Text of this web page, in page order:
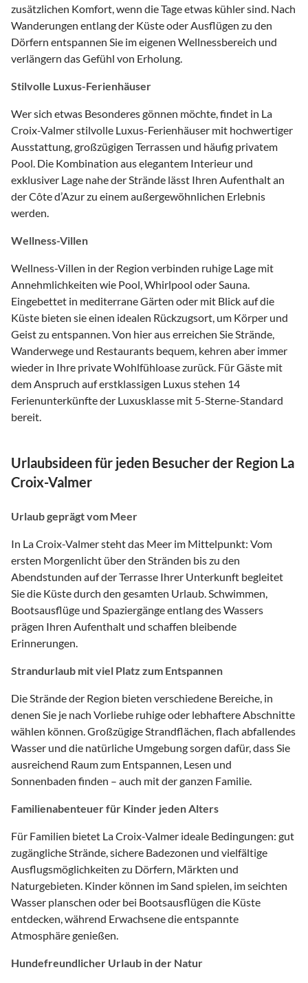
zusätzlichen Komfort, wenn die Tage etwas kühler sind. Nach
Wanderungen entlang der Küste oder Ausflügen zu den
Dörfern entspannen Sie im eigenen Wellnessbereich und
verlängern das Gefühl von Erholung.
Stilvolle Luxus-Ferienhäuser
Wer sich etwas Besonderes gönnen möchte, findet in La
Croix-Valmer stilvolle Luxus-Ferienhäuser mit hochwertiger
Ausstattung, großzügigen Terrassen und häufig privatem
Pool. Die Kombination aus elegantem Interieur und
exklusiver Lage nahe der Strände lässt Ihren Aufenthalt an
der Côte d’Azur zu einem außergewöhnlichen Erlebnis
werden.
Wellness-Villen
Wellness-Villen in der Region verbinden ruhige Lage mit
Annehmlichkeiten wie Pool, Whirlpool oder Sauna.
Eingebettet in mediterrane Gärten oder mit Blick auf die
Küste bieten sie einen idealen Rückzugsort, um Körper und
Geist zu entspannen. Von hier aus erreichen Sie Strände,
Wanderwege und Restaurants bequem, kehren aber immer
wieder in Ihre private Wohlfühloase zurück. Für Gäste mit
dem Anspruch auf erstklassigen Luxus stehen 14
Ferienunterkünfte der Luxusklasse mit 5-Sterne-Standard
bereit.
Urlaubsideen für jeden Besucher der Region La
Croix-Valmer
Urlaub geprägt vom Meer
In La Croix-Valmer steht das Meer im Mittelpunkt: Vom
ersten Morgenlicht über den Stränden bis zu den
Abendstunden auf der Terrasse Ihrer Unterkunft begleitet
Sie die Küste durch den gesamten Urlaub. Schwimmen,
Bootsausflüge und Spaziergänge entlang des Wassers
prägen Ihren Aufenthalt und schaffen bleibende
Erinnerungen.
Strandurlaub mit viel Platz zum Entspannen
Die Strände der Region bieten verschiedene Bereiche, in
denen Sie je nach Vorliebe ruhige oder lebhaftere Abschnitte
wählen können. Großzügige Strandflächen, flach abfallendes
Wasser und die natürliche Umgebung sorgen dafür, dass Sie
ausreichend Raum zum Entspannen, Lesen und
Sonnenbaden finden – auch mit der ganzen Familie.
Familienabenteuer für Kinder jeden Alters
Für Familien bietet La Croix-Valmer ideale Bedingungen: gut
zugängliche Strände, sichere Badezonen und vielfältige
Ausflugsmöglichkeiten zu Dörfern, Märkten und
Naturgebieten. Kinder können im Sand spielen, im seichten
Wasser planschen oder bei Bootsausflügen die Küste
entdecken, während Erwachsene die entspannte
Atmosphäre genießen.
Hundefreundlicher Urlaub in der Natur